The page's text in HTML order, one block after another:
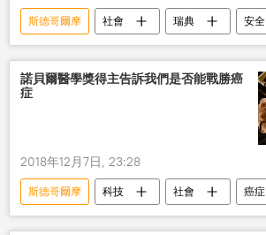
斯德哥爾摩 社會 瑞典
安全
爆炸
諾貝爾醫學獎得主告訴我們是否能戰勝癌
症
2018年12月7日, 23:28
斯德哥爾摩 科技 社會
癌症
人類
醫學
科學家